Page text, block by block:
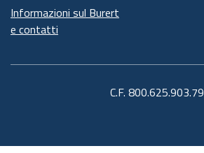
Informazioni sul Burert
e contatti
C.F. 800.625.903.79